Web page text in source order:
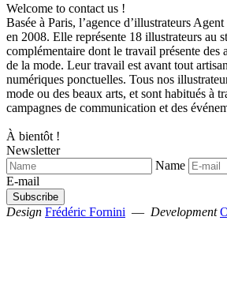
Welcome to contact us !
Basée à Paris, l’agence d’illustrateurs
en 2008. Elle représente 18 illustrateurs au
complémentaire dont le travail présente des
de la mode. Leur travail est avant tout
numériques ponctuelles. Tous nos
mode ou des beaux arts, et sont habitués à
campagnes de communication et des
À bientôt !
Newsletter
Name
E-mail
Design Frédéric Fornini — Development